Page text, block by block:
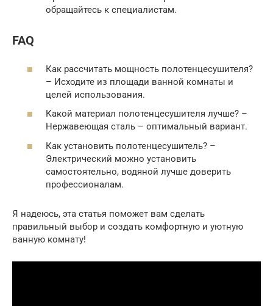
обращайтесь к специалистам.
FAQ
Как рассчитать мощность полотенцесушителя?
– Исходите из площади ванной комнаты и
целей использования.
Какой материал полотенцесушителя лучше? –
Нержавеющая сталь – оптимальный вариант.
Как установить полотенцесушитель? –
Электрический можно установить
самостоятельно, водяной лучше доверить
профессионалам.
Я надеюсь, эта статья поможет вам сделать
правильный выбор и создать комфортную и уютную
ванную комнату!